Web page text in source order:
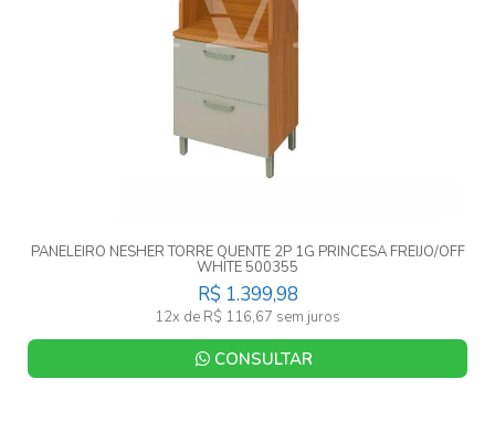
PANELEIRO NESHER TORRE QUENTE 2P 1G PRINCESA FREIJO/OFF
WHITE 500355
R$ 1.399,98
12x de R$ 116,67 sem juros
CONSULTAR